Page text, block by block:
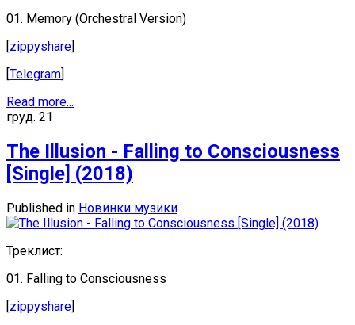
01. Memory (Orchestral Version)
[zippyshare]
[Telegram]
Read more...
груд. 21
The Illusion - Falling to Consciousness
[Single] (2018)
Published in Новинки музики
Треклист:
01. Falling to Consciousness
[zippyshare]